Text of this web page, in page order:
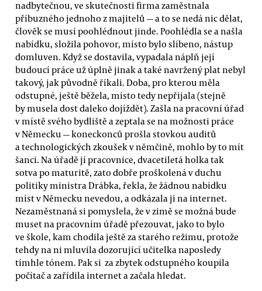
nadbytečnou, ve skutečnosti firma zaměstnala
příbuzného jednoho z majitelů — a to se nedá nic dělat,
člověk se musí poohlédnout jinde. Poohlédla se a našla
nabídku, složila pohovor, místo bylo slíbeno, nástup
domluven. Když se dostavila, vypadala náplň její
budoucí práce už úplně jinak a také navržený plat nebyl
takový, jak původně říkali. Doba, pro kterou měla
odstupné, ještě běžela, místo tedy nepřijala (stejně
by musela dost daleko dojíždět). Zašla na pracovní úřad
v místě svého bydliště a zeptala se na možnosti práce
v Německu — koneckonců prošla stovkou auditů
a technologických zkoušek v němčině, mohlo by to mít
šanci. Na úřadě jí pracovnice, dvacetiletá holka tak
sotva po maturitě, zato dobře proškolená v duchu
politiky ministra Drábka, řekla, že žádnou nabídku
míst v Německu nevedou, a odkázala ji na internet.
Nezaměstnaná si pomyslela, že v zimě se možná bude
muset na pracovním úřadě přezouvat, jako to bylo
ve škole, kam chodila ještě za starého režimu, protože
tehdy na ni mluvila dozorující učitelka naposledy
tímhle tónem. Pak si za zbytek odstupného koupila
počítač a zařídila internet a začala hledat.